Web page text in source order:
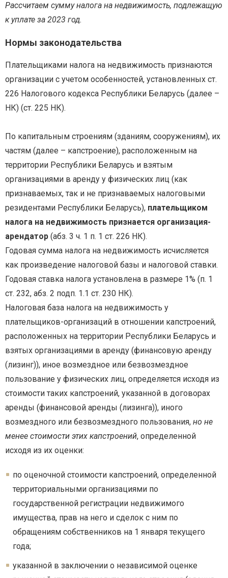
Рассчитаем сумму налога на недвижимость, подлежащую
к уплате за 2023 год.
Нормы законодательства
Плательщиками налога на недвижимость признаются
организации с учетом особенностей, установленных ст.
226 Налогового кодекса Республики Беларусь (далее –
НК) (ст. 225 НК).
По капитальным строениям (зданиям, сооружениям), их
частям (далее – капстроение), расположенным на
территории Республики Беларусь и взятым
организациями в аренду у физических лиц (как
признаваемых, так и не признаваемых налоговыми
резидентами Республики Беларусь), плательщиком
налога на недвижимость признается организация-
арендатор (абз. 3 ч. 1 п. 1 ст. 226 НК).
Годовая сумма налога на недвижимость исчисляется
как произведение налоговой базы и налоговой ставки.
Годовая ставка налога установлена в размере 1% (п. 1
ст. 232, абз. 2 подп. 1.1 ст. 230 НК).
Налоговая база налога на недвижимость у
плательщиков-организаций в отношении капстроений,
расположенных на территории Республики Беларусь и
взятых организациями в аренду (финансовую аренду
(лизинг)), иное возмездное или безвозмездное
пользование у физических лиц, определяется исходя из
стоимости таких капстроений, указанной в договорах
аренды (финансовой аренды (лизинга)), иного
возмездного или безвозмездного пользования, но не
менее стоимости этих капстроений, определенной
исходя из их оценки:
по оценочной стоимости капстроений, определенной
территориальными организациями по
государственной регистрации недвижимого
имущества, прав на него и сделок с ним по
обращениям собственников на 1 января текущего
года;
указанной в заключении о независимой оценке